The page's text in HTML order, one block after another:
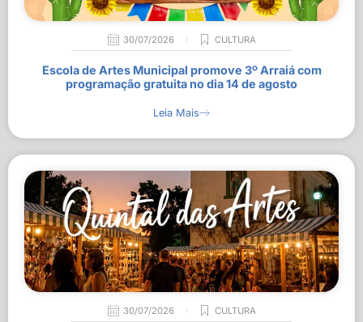
30/07/2026 CULTURA
Escola de Artes Municipal promove 3º Arraiá com
programação gratuita no dia 14 de agosto
Leia Mais
30/07/2026 CULTURA